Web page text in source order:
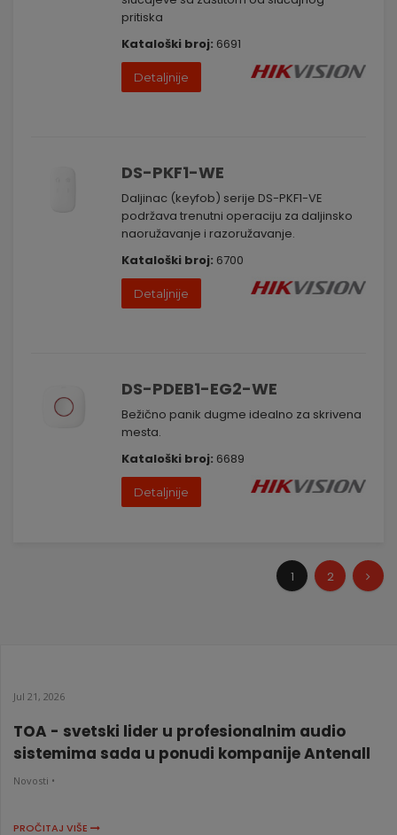
pritiska
Kataloški broj: 6691
Detaljnije
DS-PKF1-WE
Daljinac (keyfob) serije DS-PKF1-VE
podržava trenutni operaciju za daljinsko
naoružavanje i razoružavanje.
Kataloški broj: 6700
Detaljnije
DS-PDEB1-EG2-WE
Bežično panik dugme idealno za skrivena
mesta.
Kataloški broj: 6689
Detaljnije
1 2
Jul 21, 2026
TOA - svetski lider u profesionalnim audio
sistemima sada u ponudi kompanije Antenall
Novosti •
PROČITAJ VIŠE